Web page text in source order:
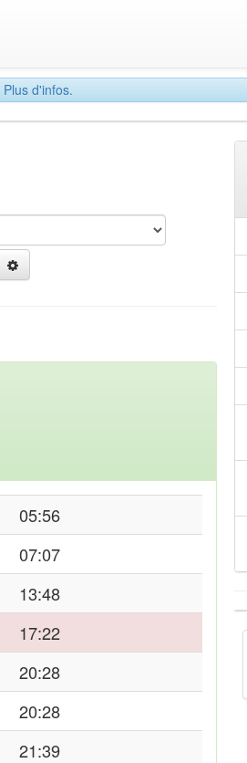
Plus d'infos.
05:56
07:07
13:48
17:22
20:28
20:28
21:39